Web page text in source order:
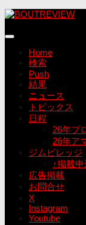
コ
テ
Home
検索
Push
結果
ニュース
トピックス
日程
26年プ
26年ア
ジムビレッジ
↑掲載
広告掲載
お問合せ
X
Instagram
Youtube